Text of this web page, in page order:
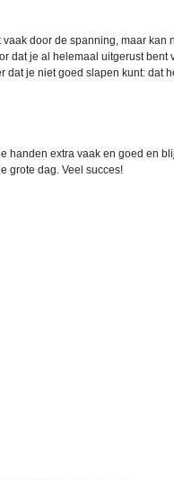
door de spanning, maar kan
dat je al helemaal uitgerust bent
je niet goed slapen kunt: dat
handen extra vaak en goed en
grote dag. Veel succes!